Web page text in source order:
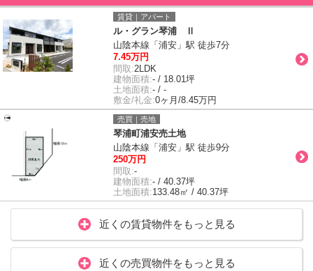
賃貸｜アパート
ル・グラン琴浦 Ⅱ
山陰本線「浦安」駅 徒歩7分
7.45万円
間取:2LDK
建物面積:- / 18.01坪
土地面積:- / -
敷金/礼金:0ヶ月/8.45万円
売買｜売地
琴浦町浦安売土地
山陰本線「浦安」駅 徒歩9分
250万円
間取:-
建物面積:- / 40.37坪
土地面積:133.48㎡ / 40.37坪
近くの賃貸物件をもっと見る
近くの売買物件をもっと見る